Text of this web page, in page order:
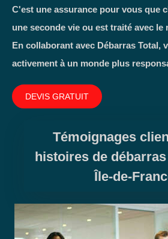
C'est une assurance pour vous que
une seconde vie ou est traité avec
En collaborant avec Débarras Total,
activement à un monde plus
DEVIS GRATUIT
Témoignages
histoires de
Île-de-